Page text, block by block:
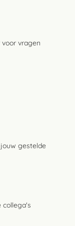
vragen
gestelde
collega's